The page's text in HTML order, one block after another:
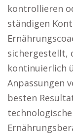
kontrollieren
ständigen
sichergestellt,
kontinuierlich
Anpassungen
besten